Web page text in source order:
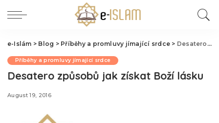
e-Islám > Blog > Příběhy a promluvy jímající srdce > Desatero způsobů jak získat Boží lásku
Příběhy a promluvy jímající srdce
Desatero způsobů jak získat Boží lásku
August 19, 2016